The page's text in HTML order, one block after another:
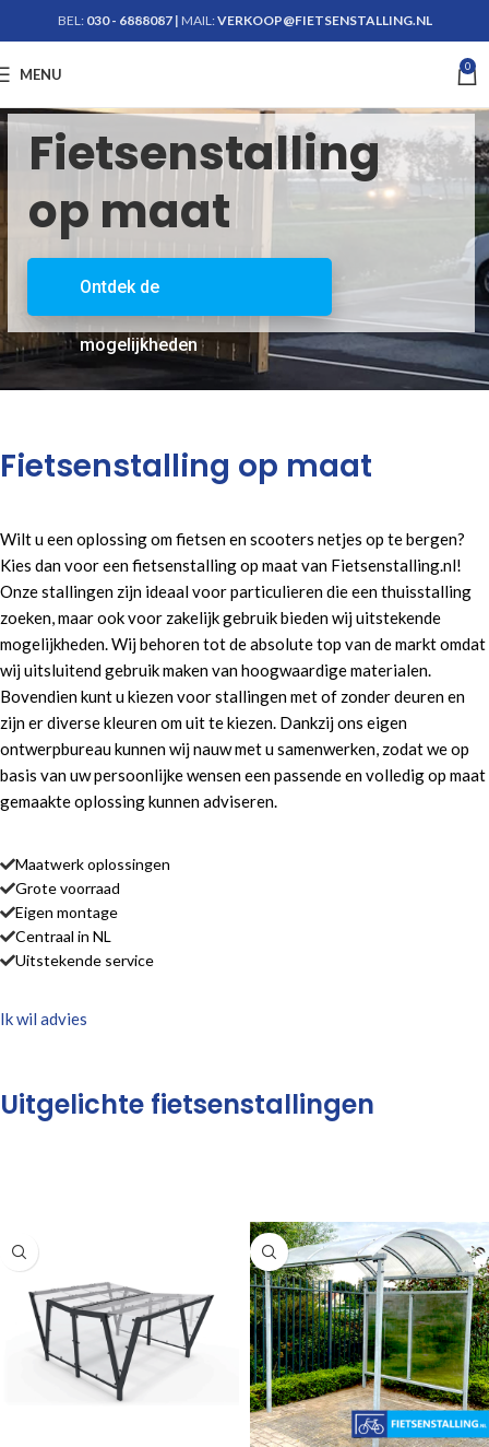
BEL: 030 - 6888087| MAIL:VERKOOP@FIETSENSTALLING.NL
MENU 0
Ontdek de
mogelijkheden
Fietsenstalling
op maat
Fietsenstalling op maat
Wilt u een oplossing om fietsen en scooters netjes op te bergen?
Kies dan voor een fietsenstalling op maat van Fietsenstalling.nl!
Onze stallingen zijn ideaal voor particulieren die een thuisstalling
zoeken, maar ook voor zakelijk gebruik bieden wij uitstekende
mogelijkheden. Wij behoren tot de absolute top van de markt omdat
wij uitsluitend gebruik maken van hoogwaardige materialen.
Bovendien kunt u kiezen voor stallingen met of zonder deuren en
zijn er diverse kleuren om uit te kiezen. Dankzij ons eigen
ontwerpbureau kunnen wij nauw met u samenwerken, zodat we op
basis van uw persoonlijke wensen een passende en volledig op maat
gemaakte oplossing kunnen adviseren.
Maatwerk oplossingen
Grote voorraad
Eigen montage
Centraal in NL
Uitstekende service
Ik wil advies
Uitgelichte fietsenstallingen